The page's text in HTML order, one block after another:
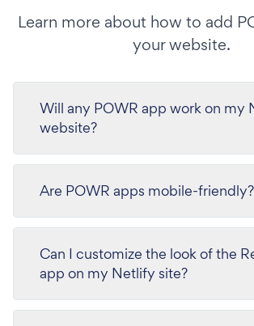
Learn more about how to add
your website.
Will any POWR app work on my
website?
Are POWR apps mobile-friendly?
Can I customize the look of the
app on my Netlify site?